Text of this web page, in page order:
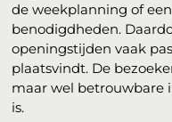
de weekplanning of
benodigdheden.
openingstijden vaak
plaatsvindt. De
maar wel betrouwbare
is.